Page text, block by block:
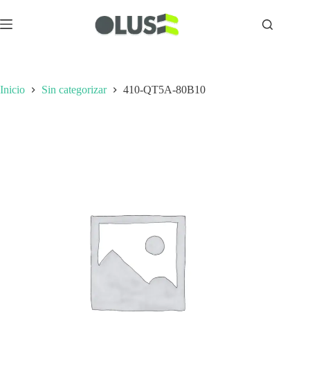
Inicio Sin categorizar 410-QT5A-80B10